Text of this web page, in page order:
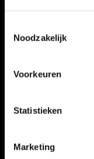
Noodzakelijk
Voorkeuren
Statistieken
Marketing
